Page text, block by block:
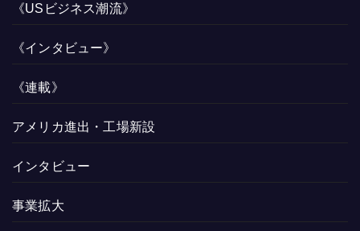
《USビジネス潮流》
《インタビュー》
《連載》
アメリカ進出・工場新設
インタビュー
事業拡大